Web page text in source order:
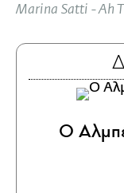
Marina Satti - Ah
Ο